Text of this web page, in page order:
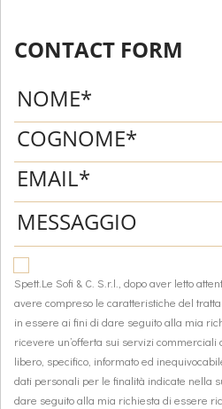
CONTACT FORM
Spett.Le Sofi & C. S.r.l., dopo aver letto
avere compreso le caratteristiche del
in essere ai fini di dare seguito alla mia
ricevere un’offerta sui servizi commerciali
libero, specifico, informato ed
dati personali per le finalità indicate nella
dare seguito alla mia richiesta di essere